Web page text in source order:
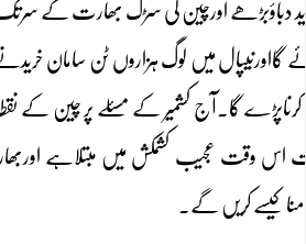
دباؤبڑھے اورچین کی سڑک بھارت کے
میں لوگ ہزاروں ٹن سامان
گا۔آج کشمیر کے مسئلے پر چین کے
کیسے کریں گے۔